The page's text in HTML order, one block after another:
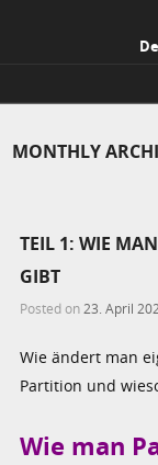
MONTHLY
TEIL 1: WIE
GIBT
Posted on 23. April
Wie ändert man
Partition und
Wie man